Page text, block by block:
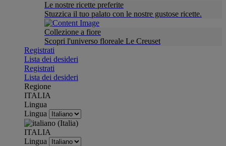
Le nostre ricette preferite
Stuzzica il tuo palato con le nostre gustose ricette.
Collezione a fiore
Scopri l'universo floreale Le Creuset
Registrati
Lista dei desideri
Registrati
Lista dei desideri
Regione
ITALIA
Lingua
Lingua
ITALIA
Lingua